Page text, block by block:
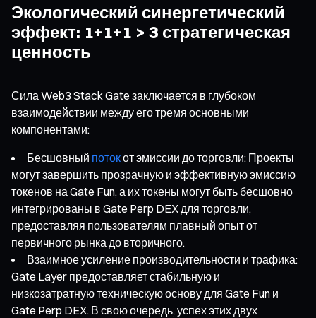
Экологический синергетический
эффект: 1+1+1 > 3 стратегическая
ценность
Сила Web3 Stack Gate заключается в глубоком
взаимодействии между его тремя основными
компонентами:
Бесшовный потокот эмиссии до торговли: Проекты
могут завершить прозрачную и эффективную эмиссию
токенов на Gate Fun, а их токены могут быть бесшовно
интегрированы в Gate Perp DEX для торговли,
предоставляя пользователям плавный опыт от
первичного рынка до вторичного.
Взаимное усиление производительности и трафика:
Gate Layer предоставляет стабильную и
низкозатратную техническую основу для Gate Fun и
Gate Perp DEX. В свою очередь, успех этих двух